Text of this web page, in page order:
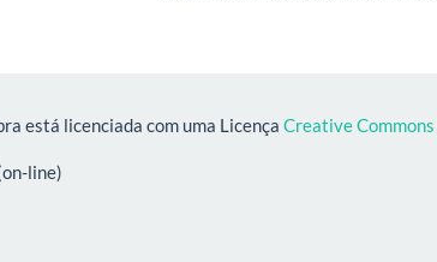
está licenciada com uma Licença Creative
line)